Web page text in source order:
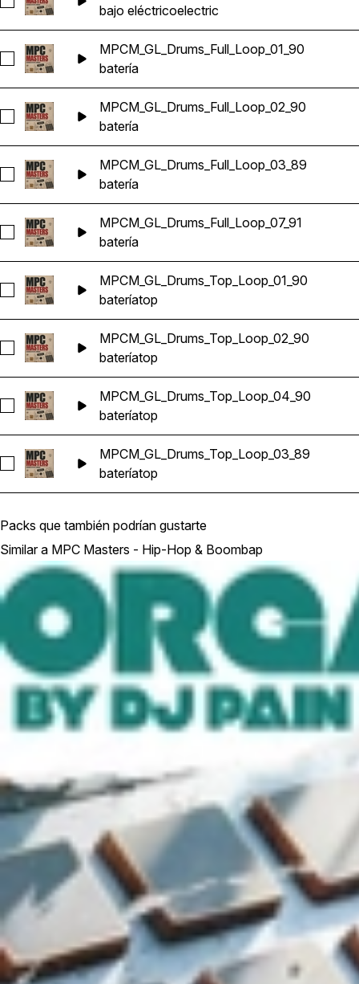
bajo eléctricoelectric
Seleccionar MPCM_GL_Drums_Full_Loop_01_90
MPCM_GL_Drums_Full_Loop_01_90
batería
Seleccionar MPCM_GL_Drums_Full_Loop_02_90
MPCM_GL_Drums_Full_Loop_02_90
batería
Seleccionar MPCM_GL_Drums_Full_Loop_03_89
MPCM_GL_Drums_Full_Loop_03_89
batería
Seleccionar MPCM_GL_Drums_Full_Loop_07_91
MPCM_GL_Drums_Full_Loop_07_91
batería
Seleccionar MPCM_GL_Drums_Top_Loop_01_90
MPCM_GL_Drums_Top_Loop_01_90
bateríatop
Seleccionar MPCM_GL_Drums_Top_Loop_02_90
MPCM_GL_Drums_Top_Loop_02_90
bateríatop
Seleccionar MPCM_GL_Drums_Top_Loop_04_90
MPCM_GL_Drums_Top_Loop_04_90
bateríatop
Seleccionar MPCM_GL_Drums_Top_Loop_03_89
MPCM_GL_Drums_Top_Loop_03_89
bateríatop
Packs que también podrían gustarte
Similar a MPC Masters - Hip-Hop & Boombap